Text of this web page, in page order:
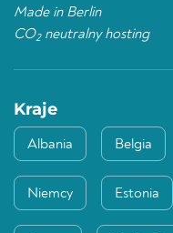
Made in Berlin
CO2neutralny hosting
Kraje
Albania Belgia
Niemcy Estonia